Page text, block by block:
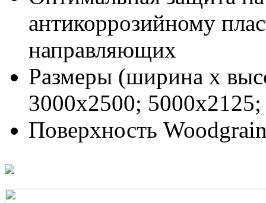
антикоррозийному
направляющих
Размеры (ширина х
3000х2500;
Поверхность